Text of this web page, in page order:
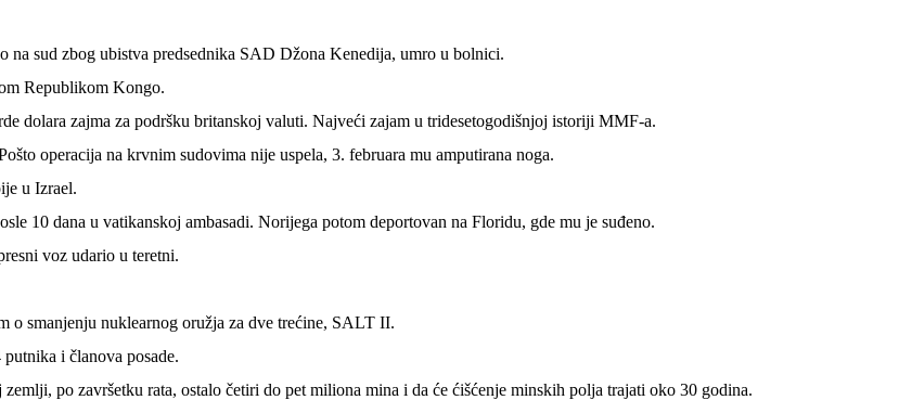
na sud zbog ubistva predsednika SAD Džona Kenedija, umro u bolnici.
Republikom Kongo.
dolara zajma za podršku britanskoj valuti. Najveći zajam u tridesetogodišnjoj istoriji MMF-a.
operacija na krvnim sudovima nije uspela, 3. februara mu amputirana noga.
u Izrael.
10 dana u vatikanskoj ambasadi. Norijega potom deportovan na Floridu, gde mu je suđeno.
voz udario u teretni.
o smanjenju nuklearnog oružja za dve trećine, SALT II.
i članova posade.
po završetku rata, ostalo četiri do pet miliona mina i da će ćišćenje minskih polja trajati oko 30 godina.